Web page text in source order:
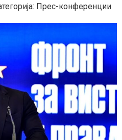
Прес-конференции